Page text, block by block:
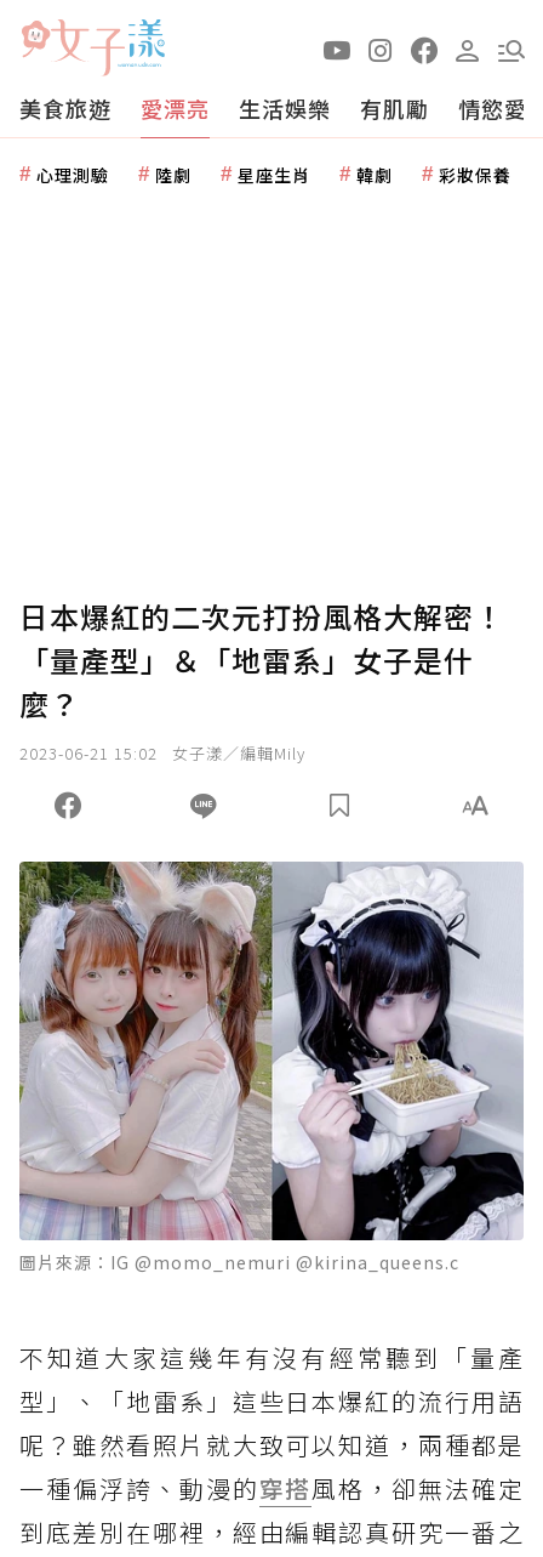
美食旅遊 愛漂亮 生活娛樂 有肌勵 情慾愛
心理測驗 陸劇 星座生肖 韓劇 彩妝保養
日本爆紅的二次元打扮風格大解密！
「量產型」＆「地雷系」女子是什
麼？
2023-06-21 15:02 女子漾／編輯Mily
圖片來源：IG @momo_nemuri @kirina_queens.c
不知道大家這幾年有沒有經常聽到「量產
型」、「地雷系」這些日本爆紅的流行用語
呢？雖然看照片就大致可以知道，兩種都是
一種偏浮誇、動漫的穿搭風格，卻無法確定
到底差別在哪裡，經由編輯認真研究一番之